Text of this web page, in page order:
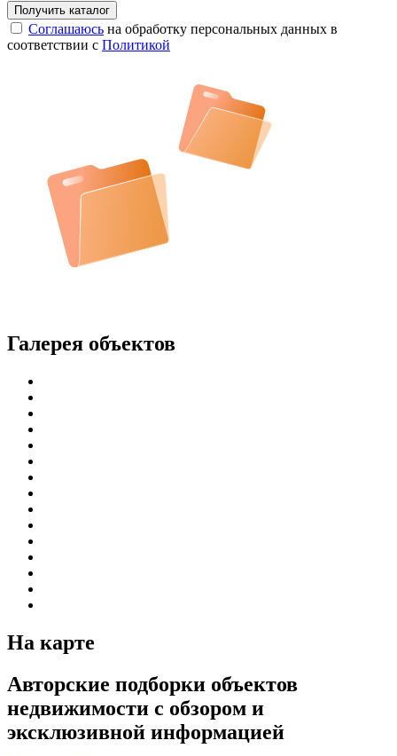
Соглашаюсь на обработку персональных данных в
соответствии с Политикой
Галерея объектов
На карте
Авторские подборки объектов
недвижимости с обзором и
эксклюзивной информацией